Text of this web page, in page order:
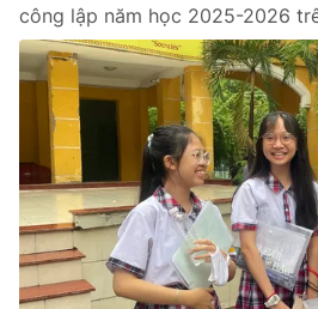
công lập năm học 2025-2026